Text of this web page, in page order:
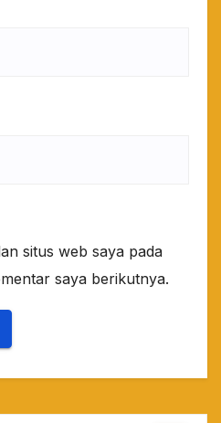
situs web saya pada
saya berikutnya.